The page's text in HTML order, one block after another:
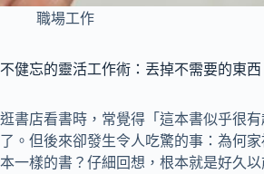
職場工作
不健忘的靈活工作術：丟掉不需要的東西
逛書店看書時，常覺得「這本書似乎很
了。但後來卻發生令人吃驚的事：為何
本一樣的書？仔細回想，根本就是好久